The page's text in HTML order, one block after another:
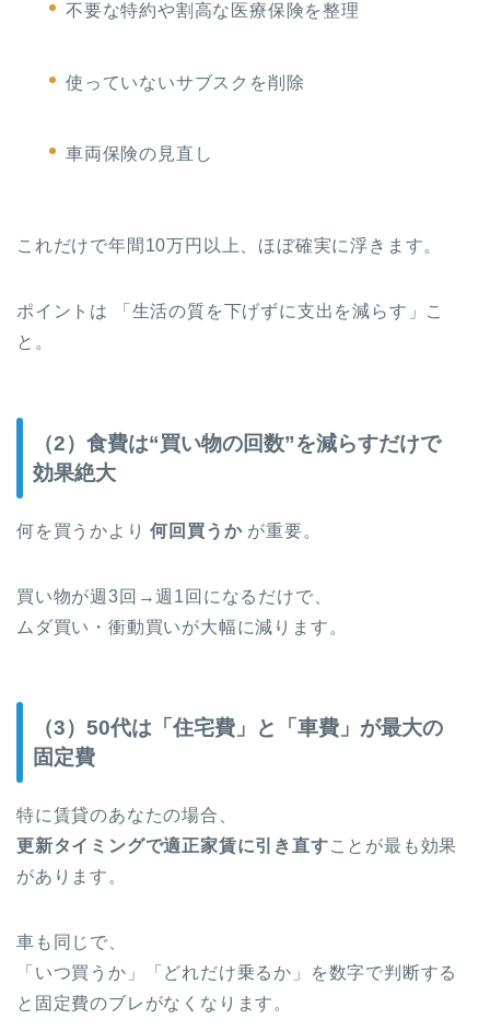
不要な特約や割高な医療保険を整理
使っていないサブスクを削除
車両保険の見直し
これだけで年間10万円以上、ほぼ確実に浮きます。
ポイントは 「生活の質を下げずに支出を減らす」こ
と。
（2）食費は“買い物の回数”を減らすだけで
効果絶大
何を買うかより何回買うかが重要。
買い物が週3回→週1回になるだけで、
ムダ買い・衝動買いが大幅に減ります。
（3）50代は「住宅費」と「車費」が最大の
固定費
特に賃貸のあなたの場合、
更新タイミングで適正家賃に引き直すことが最も効果
があります。
車も同じで、
「いつ買うか」「どれだけ乗るか」を数字で判断する
と固定費のブレがなくなります。